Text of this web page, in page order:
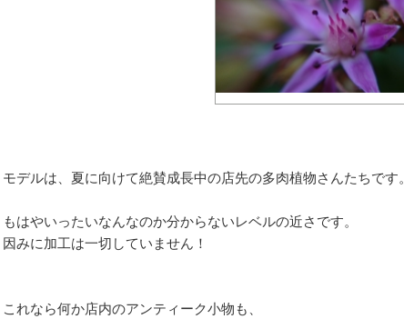
モデルは、夏に向けて絶賛成長中の店先の多肉植物さんたちです。
もはやいったいなんなのか分からないレベルの近さです。
因みに加工は一切していません！
これなら何か店内のアンティーク小物も、